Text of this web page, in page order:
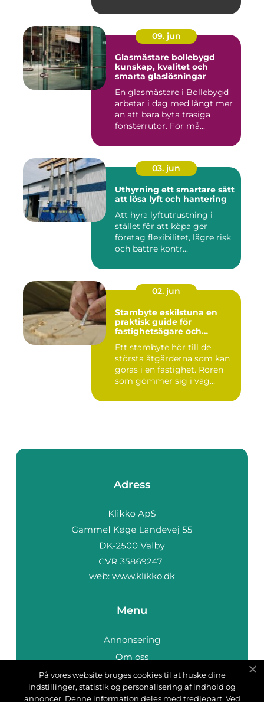
09. jun
Glasmästare bollebygd
kunskap, kvalitet och
smarta glaslösningar
En glasmästare i Bollebygd
arbetar i dag med långt mer
än att bara byta trasiga
fönsterrutor. För må...
03. jun
Uthyrning ett smartare sätt
att lösa lyft och hantering
Att hyra lyftutrustning i
stället för att köpa ger
företag flexibilitet, lägre risk
och bättre kontr...
02. jun
Stambyte eskilstuna en
praktisk guide för
fastighetsägare och
Ett stambyte hör till de
största åtgärderna som kan
göras i en fastighet. Rören
som gömmer sig i väg...
Adress
web: www.klikko.dk
Menu
Annonsering
Om oss
Cookies
Kontakta oss
På vores website bruges cookies til at huske dine
indstillinger, statistik og personalisering af indhold og
annoncer. Denne information deles med tredjepart. Ved